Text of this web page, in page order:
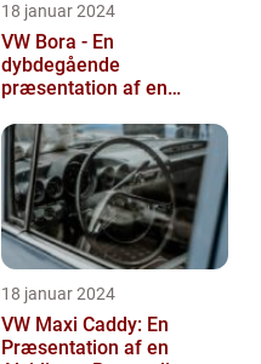
18 januar 2024
VW Bora - En
dybdegående
præsentation af en
18 januar 2024
VW Maxi Caddy: En
Præsentation af en